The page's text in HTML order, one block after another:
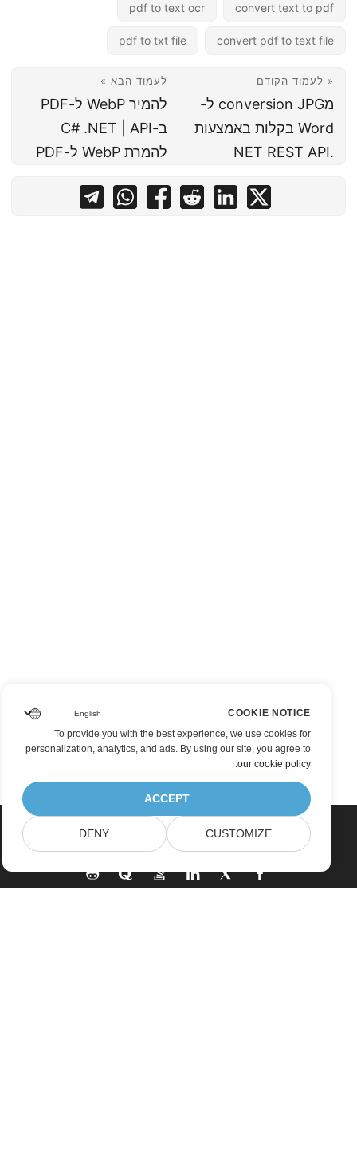
convert text to pdf
pdf to text ocr
convert pdf to text file
pdf to txt file
« לעמוד הקודם
מconversion JPG ל-
Word בקלות באמצעות
לעמוד הבא »
להמיר WebP ל-PDF
ב-C# .NET | API
להמרת WebP ל-PDF
COOKIE NOTICE
To provide you with the best experience, we use cookies for
personalization, analytics, and ads. By using our site, you agree to
our cookie policy
.
ACCEPT
CUSTOMIZE
DENY